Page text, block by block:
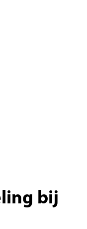
bij